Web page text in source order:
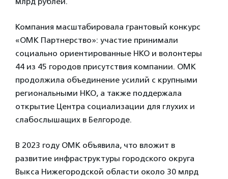
Компания масштабировала грантовый конкурс
«ОМК Партнерство»: участие принимали
социально ориентированные НКО и волонтеры
44 из 45 городов присутствия компании. ОМК
продолжила объединение усилий с крупными
региональными НКО, а также поддержала
открытие Центра социализации для глухих и
слабослышащих в Белгороде.
В 2023 году ОМК объявила, что вложит в
развитие инфраструктуры городского округа
Выкса Нижегородской области около 30 млрд